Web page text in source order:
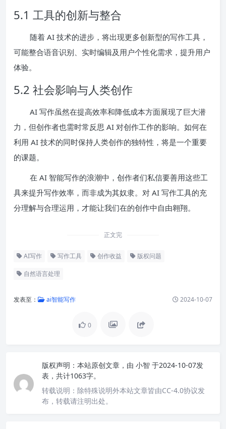
5.1 工具的创新与整合
随着 AI 技术的进步，将出现更多创新型的写作工具，
可能整合语音识别、实时编辑及用户个性化需求，提升用户
体验。
5.2 社会影响与人类创作
AI 写作虽然在提高效率和降低成本方面展现了巨大潜
力，但创作者也需时常反思 AI 对创作工作的影响。如何在
利用 AI 技术的同时保持人类创作的独特性，将是一个重要
的课题。
在 AI 智能写作的浪潮中，创作者们私信要善用这些工
具来提升写作效率，而非成为其奴隶。对 AI 写作工具的充
分理解与合理运用，才能让我们在的创作中自由翱翔。
正文完
AI写作 写作工具 创作收益 版权问题
自然语言处理
发表至： ai智能写作 2024-10-07
0
版权声明： 本站原创文章，由 小智 于2024-10-07发
表，共计1063字。
转载说明： 除特殊说明外本站文章皆由CC-4.0协议发
布，转载请注明出处。